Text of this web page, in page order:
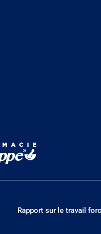
Rapport sur le travail